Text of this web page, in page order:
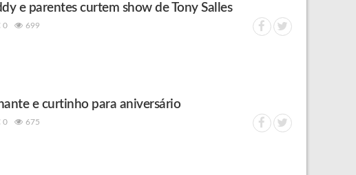
e parentes curtem show de Tony Salles
0 699
e curtinho para aniversário
0 675